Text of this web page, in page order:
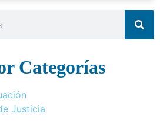
Categorías
Justicia